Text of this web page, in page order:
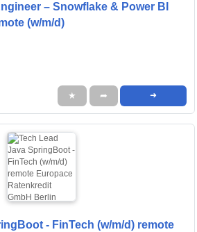
– Snowflake & Power BI
(w/m/d)
★ ➦ ➜
- FinTech (w/m/d) remote